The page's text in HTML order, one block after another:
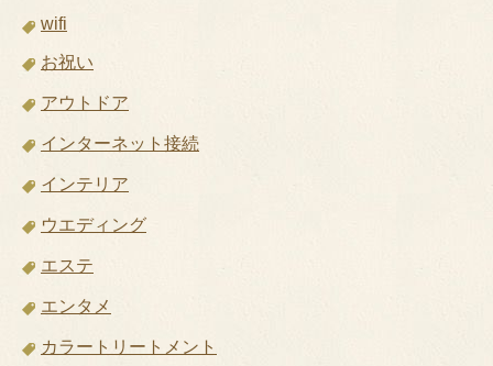
wifi
お祝い
アウトドア
インターネット接続
インテリア
ウエディング
エステ
エンタメ
カラートリートメント